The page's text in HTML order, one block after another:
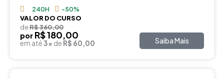
240H -50%
VALOR DO CURSO
deR$ 360,00
por R$ 180,00
em até3x de R$ 60,00 Saiba Mais